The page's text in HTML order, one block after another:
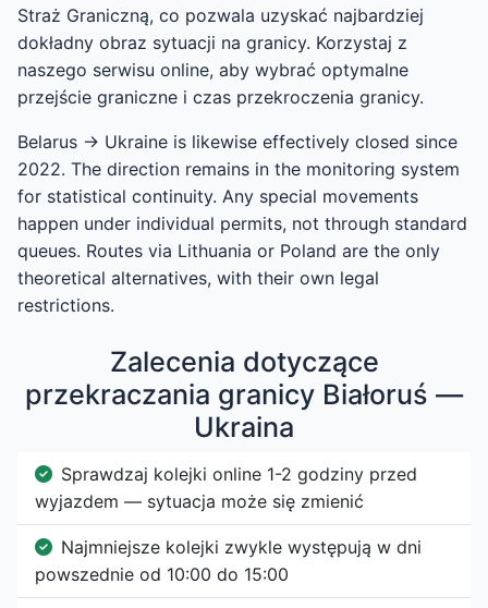
Straż Graniczną, co pozwala uzyskać najbardziej
dokładny obraz sytuacji na granicy. Korzystaj z
naszego serwisu online, aby wybrać optymalne
przejście graniczne i czas przekroczenia granicy.
Belarus → Ukraine is likewise effectively closed since
2022. The direction remains in the monitoring system
for statistical continuity. Any special movements
happen under individual permits, not through standard
queues. Routes via Lithuania or Poland are the only
theoretical alternatives, with their own legal
restrictions.
Zalecenia dotyczące
przekraczania granicy Białoruś —
Ukraina
Sprawdzaj kolejki online 1-2 godziny przed
wyjazdem — sytuacja może się zmienić
Najmniejsze kolejki zwykle występują w dni
powszednie od 10:00 do 15:00